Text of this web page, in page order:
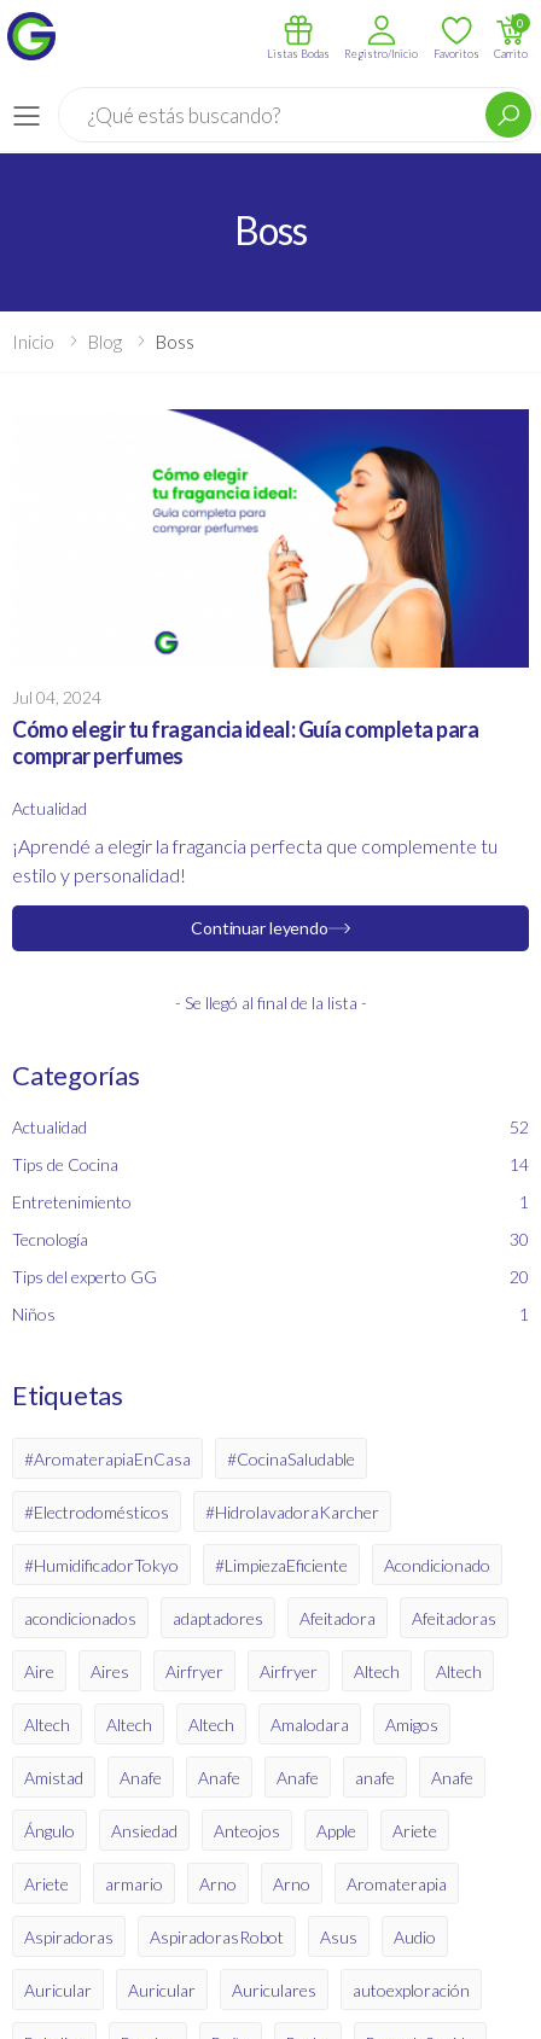
Menú
Listas Bodas Registro/Inicio Favoritos Carrito
0
Boss
Inicio Blog Boss
Jul 04, 2024
Cómo elegir tu fragancia ideal: Guía completa para
comprar perfumes
Actualidad
¡Aprendé a elegir la fragancia perfecta que complemente tu
estilo y personalidad!
Continuar leyendo
- Se llegó al final de la lista -
Categorías
Actualidad
52
Tips de Cocina
14
Entretenimiento
1
Tecnología
30
Tips del experto GG
20
Niños
1
Etiquetas
#AromaterapiaEnCasa #CocinaSaludable
#Electrodomésticos #HidrolavadoraKarcher
#HumidificadorTokyo #LimpiezaEficiente Acondicionado
acondicionados adaptadores Afeitadora Afeitadoras
Aire Aires Airfryer Airfryer Altech Altech
Altech Altech Altech Amalodara Amigos
Amistad Anafe Anafe Anafe anafe Anafe
Ángulo Ansiedad Anteojos Apple Ariete
Ariete armario Arno Arno Aromaterapia
Aspiradoras AspiradorasRobot Asus Audio
Auricular Auricular Auriculares autoexploración